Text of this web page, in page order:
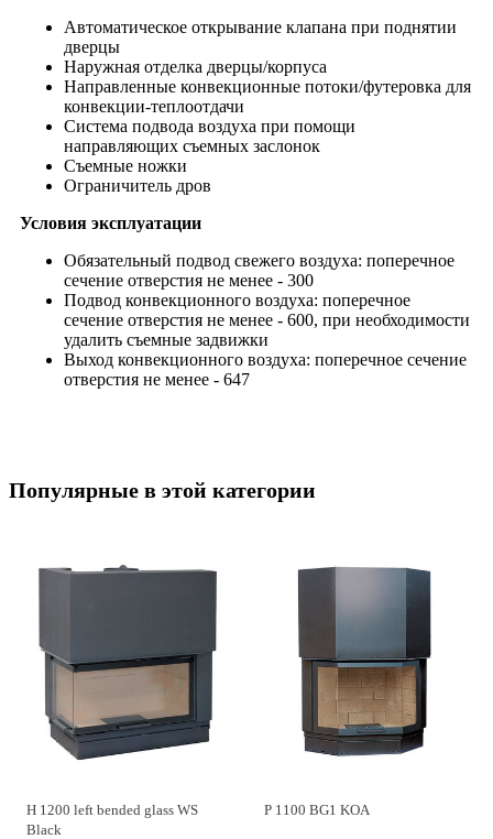
Автоматическое открывание клапана при поднятии
дверцы
Наружная отделка дверцы/корпуса
Направленные конвекционные потоки/футеровка для
конвекции-теплоотдачи
Система подвода воздуха при помощи
направляющих съемных заслонок
Съемные ножки
Ограничитель дров
Условия эксплуатации
Обязательный подвод свежего воздуха: поперечное
сечение отверстия не менее - 300
Подвод конвекционного воздуха: поперечное
сечение отверстия не менее - 600, при необходимости
удалить съемные задвижки
Выход конвекционного воздуха: поперечное сечение
отверстия не менее - 647
Популярные в этой категории
H 1200 left bended glass WS
Black
P 1100 BG1 KOA